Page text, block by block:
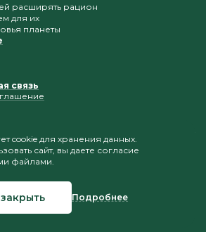
расширять рацион
для их
планеты
связь
и размещение
сохранения ссылки на наш
cookie для хранения данных.
сайт, вы даете согласие
файлами.
Подробнее